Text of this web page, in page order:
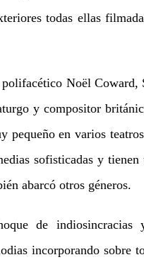
todas ellas
Noël
y compositor
pequeño en varios
sofisticadas y
abarcó otros géneros.
de indiosincracias
incorporando sobre